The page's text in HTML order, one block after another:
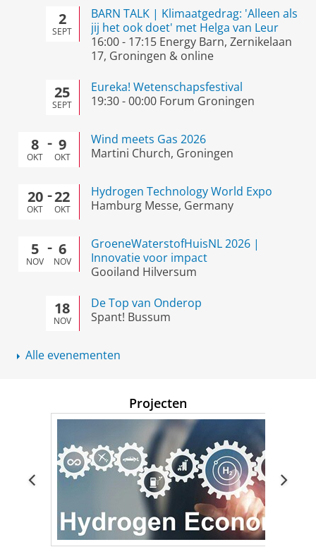
2
SEPT
BARN TALK | Klimaatgedrag: 'Alleen als
jij het ook doet' met Helga van Leur
16:00- 17:15Energy Barn, Zernikelaan
17, Groningen & online
25
SEPT
Eureka! Wetenschapsfestival
19:30-00:00Forum Groningen
8
OKT
9
OKT
Wind meets Gas 2026
Martini Church, Groningen
20
OKT
22
OKT
Hydrogen Technology World Expo
Hamburg Messe, Germany
5
NOV
6
NOV
GroeneWaterstofHuisNL 2026 |
Innovatie voor impact
Gooiland Hilversum
18
NOV
De Top van Onderop
Spant! Bussum
Alle evenementen
Projecten